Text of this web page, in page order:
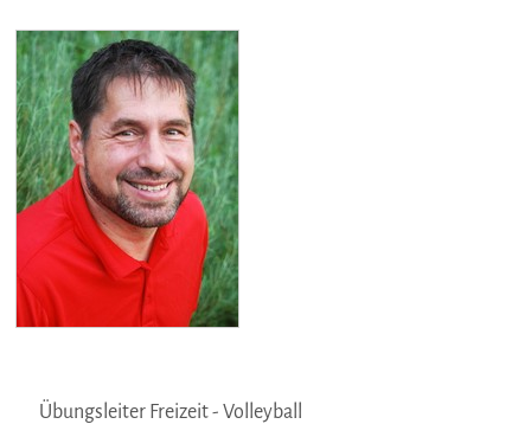
Übungsleiter Freizeit - Volleyball